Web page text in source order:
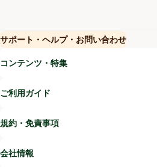
サポート・ヘルプ・お問い合わせ
(新しいウィンドウで開く)
コンテンツ・特集
ご利用ガイド
規約・免責事項
会社情報